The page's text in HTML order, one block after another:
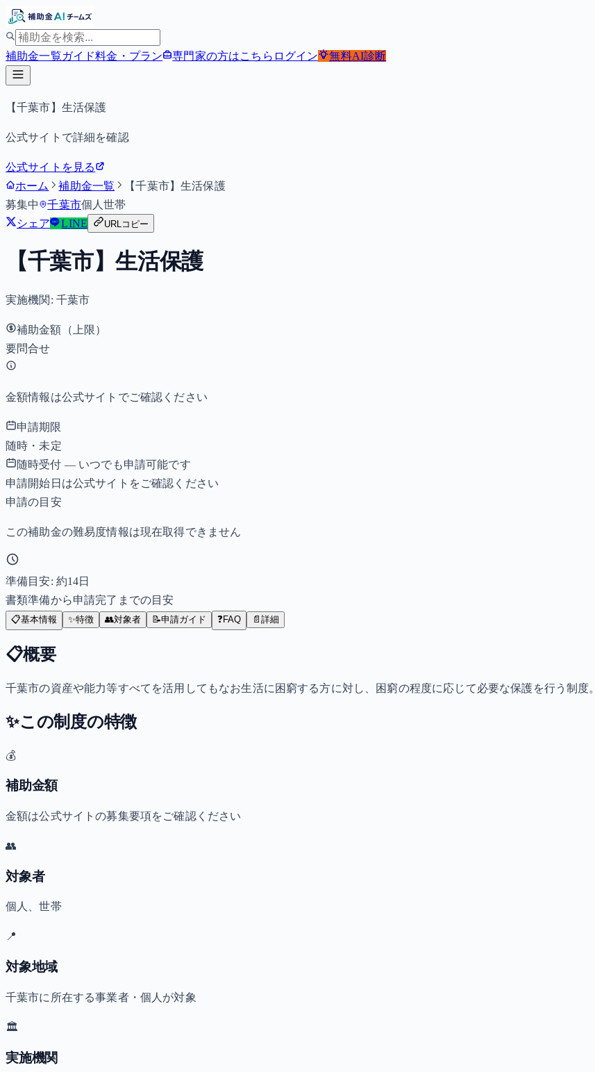
補助金一覧ガイド料金・プラン 専門家の方はこちら ログイン 無料AI診断
【千葉市】生活保護
公式サイトで詳細を確認
公式サイトを見る
ホーム
補助金一覧
【千葉市】生活保護
募集中
千葉市個人世帯
シェア
LINE URLコピー
【千葉市】生活保護
実施機関: 千葉市
補助金額（上限）
要問合せ
金額情報は公式サイトでご確認ください
申請期限
随時・未定
随時受付 — いつでも申請可能です
申請開始日は公式サイトをご確認ください
申請の目安
この補助金の難易度情報は現在取得できません
準備目安: 約14日
書類準備から申請完了までの目安
📋基本情報 ✨特徴 👥対象者 📝申請ガイド ❓FAQ 📄 詳細
📋概要
千葉市の資産や能力等すべてを活用してもなお生活に困窮する方に対し、困窮の程度に応じて必要な保護を行う制度。
✨この制度の特徴
💰
補助金額
金額は公式サイトの募集要項をご確認ください
👥
対象者
個人、世帯
📍
対象地域
千葉市に所在する事業者・個人が対象
🏛️
実施機関